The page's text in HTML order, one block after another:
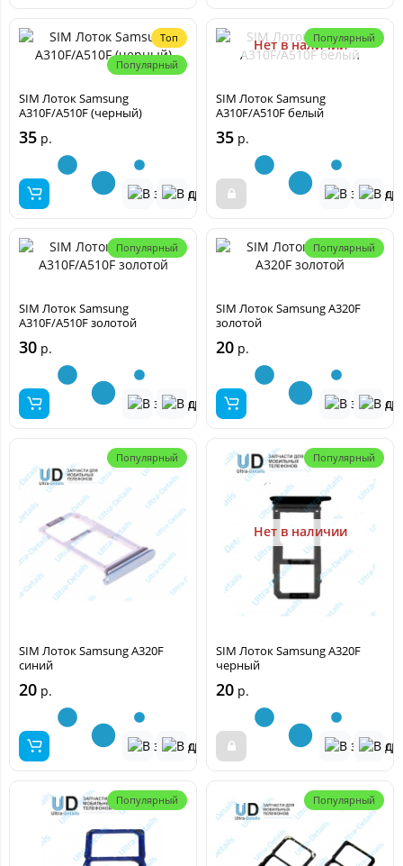
Топ
Популярный
SIM Лоток Samsung
A310F/A510F (черный)
35 р.
Популярный
Нет в наличии
SIM Лоток Samsung
A310F/A510F белый
35 р.
Популярный
SIM Лоток Samsung
A310F/A510F золотой
30 р.
Популярный
SIM Лоток Samsung A320F
золотой
20 р.
Популярный
SIM Лоток Samsung A320F
синий
20 р.
Популярный
Нет в наличии
SIM Лоток Samsung A320F
черный
20 р.
Популярный Популярный